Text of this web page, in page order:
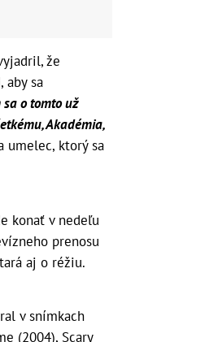
že
sa
sa o tomto už
Akadémia,
umelec, ktorý sa
konať v nedeľu
prenosu
aj o réžiu.
v snímkach
(2004), Scary